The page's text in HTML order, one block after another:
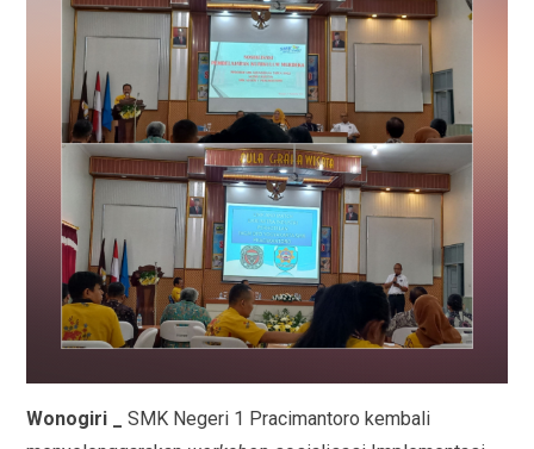
Wonogiri _
SMK Negeri 1 Pracimantoro kembali